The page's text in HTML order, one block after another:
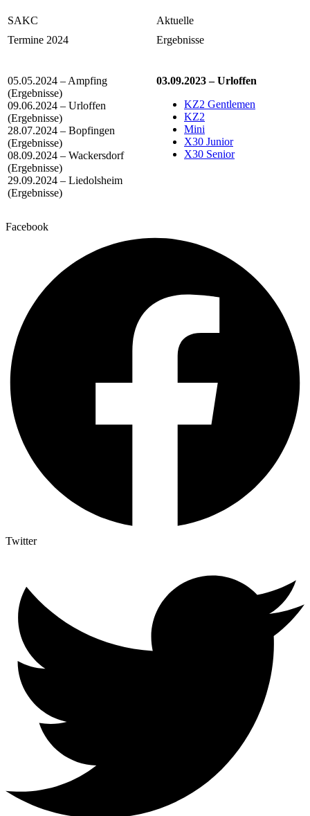
SAKC
Aktuelle
Termine 2024
Ergebnisse
05.05.2024 – Ampfing
(Ergebnisse)
09.06.2024 – Urloffen
(Ergebnisse)
28.07.2024 – Bopfingen
(Ergebnisse)
08.09.2024 – Wackersdorf
(Ergebnisse)
29.09.2024 – Liedolsheim
(Ergebnisse)
03.09.2023 – Urloffen
KZ2 Gentlemen
KZ2
Mini
X30 Junior
X30 Senior
Facebook
Twitter